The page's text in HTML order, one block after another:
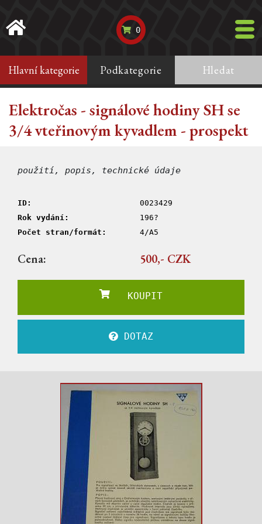
0
Hlavní kategorie Podkategorie Hledat
Elektročas - signálové hodiny SH se
3/4 vteřinovým kyvadlem - prospekt
použití, popis, technické údaje
ID:
0023429
Rok vydání:
196?
Počet stran/formát:
4/A5
Cena: 500,- CZK
KOUPIT
DOTAZ